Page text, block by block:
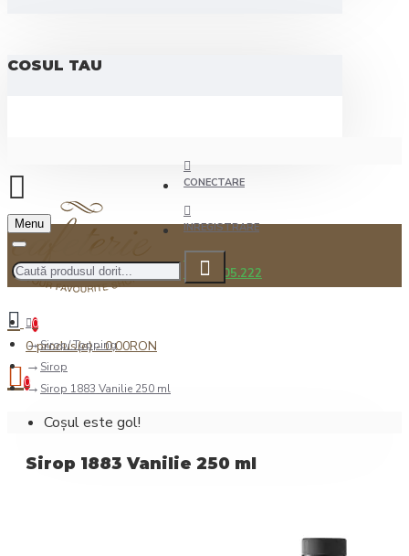
COSUL TAU
CONECTARE
INREGISTRARE
0722.505.222
Menu
0
0 produs(e) - 0,00RON
0
Coșul este gol!
Sirop/ Topping
Sirop
Sirop 1883 Vanilie 250 ml
Sirop 1883 Vanilie 250 ml